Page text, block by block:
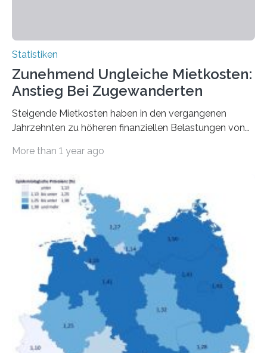
Statistiken
Zunehmend Ungleiche Mietkosten:
Anstieg Bei Zugewanderten
Steigende Mietkosten haben in den vergangenen
Jahrzehnten zu höheren finanziellen Belastungen von
Bundesinstitut für Bevölkerungsforschung (BiB)
gesamten Einkommen zwischen 1990 und 2020 für
unterschiedliche Einkommensgruppen sowie für in
Deutschland geborene Menschen und Zugewanderte
verändert hat. Das Ergebnis: Während Personen mit
hohen Einkommen (oberstes Quintil der Verteilung der
Nettoäquivalenzeinkommen) nur einen moderaten
Anstieg des Mietanteils am Gesamteinkommen
hinnehmen mussten, nahm die Belastung bei
Menschen mit…
More than 1 year ago